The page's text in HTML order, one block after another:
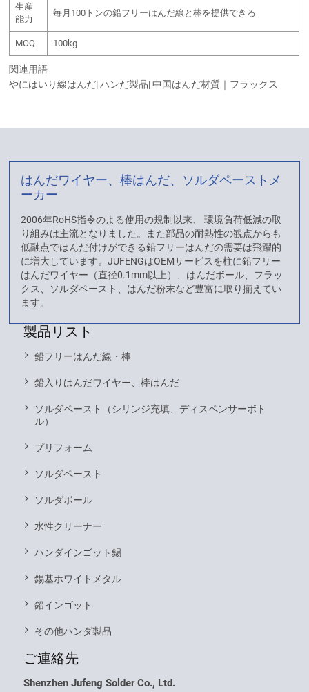
生産
能力
毎月100トンの鉛フリーはんだ線と棒を提供できる
MOQ 100kg
関連用語
やにはいり線はんだ| ハンだ製品| 中国はんだ材質｜フラックス
はんだワイヤー、棒はんだ、ソルダペーストメ
ーカー
2006年RoHS指令のよる使用の規制以来、 環境負荷低減の取
り組みは主流となりました。また部品の耐熱性の観点からも
低融点ではんだ付けができる鉛フリーはんだの需要は飛躍的
に増大しています。JUFENGはOEMサービスを柱に鉛フリー
はんだワイヤー（直径0.1mm以上）、はんだボール、フラッ
クス、ソルダペースト、はんだ粉末など豊富に取り揃えてい
ます。
製品リスト
鉛フリーはんだ線・棒
鉛入りはんだワイヤー、棒はんだ
ソルダペースト（シリンジ充填、ディスペンサーボト
ル）
プリフォーム
ソルダペースト
ソルダボール
水性クリーナー
ハンダインゴット錫
錫基ホワイトメタル
鉛インゴット
その他ハンダ製品
ご連絡先
Shenzhen Jufeng Solder Co., Ltd.